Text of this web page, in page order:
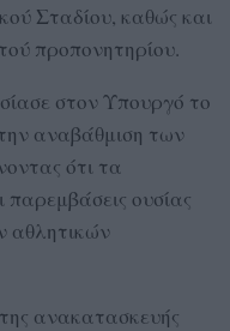
Σταδίου, καθώς και
προπονητηρίου.
στον Υπουργό το
αναβάθμιση των
ότι τα
ουσίας
αθλητικών
ανακατασκευής